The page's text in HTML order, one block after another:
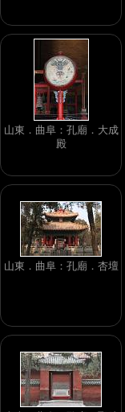
山東．曲阜：孔廟．大成
殿
山東．曲阜：孔廟．杏壇